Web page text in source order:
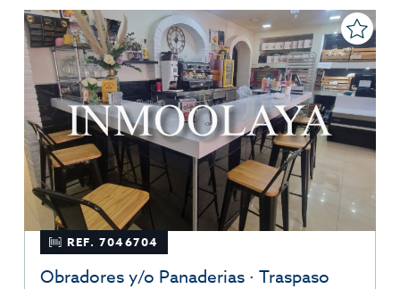
REF. 7046704
Obradores y/o Panaderias · Traspaso